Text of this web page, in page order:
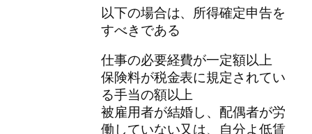
以下の場合は、所得確定申告を
すべきである
仕事の必要経費が一定額以上
保険料が税金表に規定されてい
る手当の額以上
被雇用者が結婚し、配偶者が労
働していない又は、自分よ低賃